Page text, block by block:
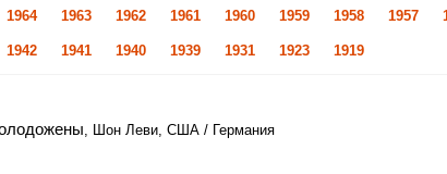
1964 1963 1962 1961 1960 1959 1958 1957
1942 1941 1940 1939 1931 1923 1919
, Шон Леви, США / Германия